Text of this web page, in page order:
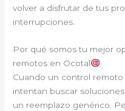
volver a disfrutar de tus
interrupciones.
Por qué somos tu mejor
remotos en Ocotal
Cuando un control
intentan buscar
un reemplazo genérico.